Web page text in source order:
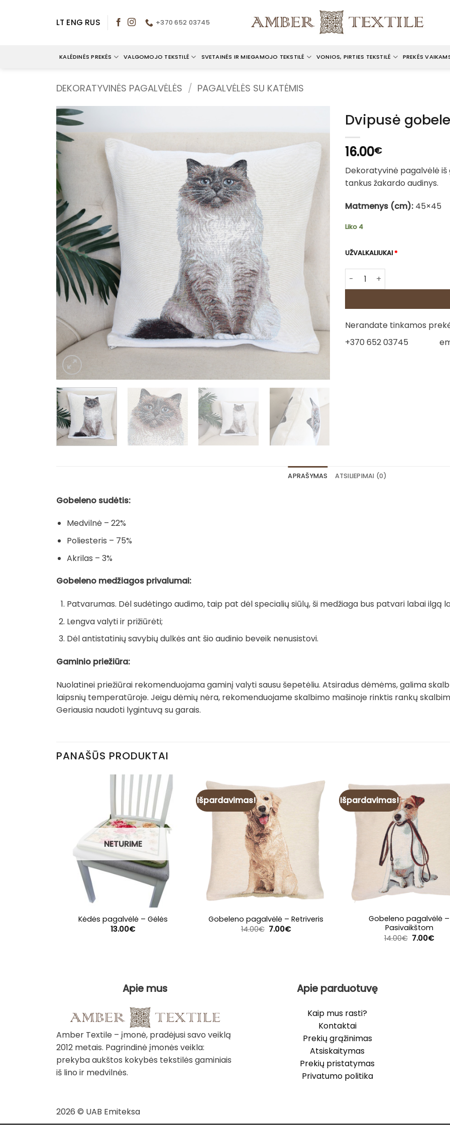
LT ENG RUS +370 652 03745
KALĖDINĖS PREKĖS VALGOMOJO TEKSTILĖ SVETAINĖS IR MIEGAMOJO TEKSTILĖ VONIOS, PIRTIES TEKSTILĖ PREKĖS
DEKORATYVINĖS PAGALVĖLĖS / PAGALVĖLĖS SU KATĖMIS
Dvipusė
16.00€
Dekoratyvinė pagalvėlė
tankus žakardo audinys.
Matmenys (cm): 45×45
Liko 4
UŽVALKALIUKAI*
produkto kiekis: Dvipusė
Nerandate tinkamos
+370 652 03745
APRAŠYMAS ATSILIEPIMAI (0)
Gobeleno sudėtis:
Medvilnė – 22%
Poliesteris – 75%
Akrilas – 3%
Gobeleno medžiagos privalumai:
Patvarumas. Dėl sudėtingo audimo, taip pat dėl specialių siūlų, ši medžiaga bus patvari labai ilgą
Lengva valyti ir prižiūrėti;
Dėl antistatinių savybių dulkės ant šio audinio beveik nenusistovi.
Gaminio priežiūra:
Nuolatinei priežiūrai rekomenduojama gaminį valyti sausu šepetėliu. Atsiradus dėmėms, galima
laipsnių temperatūroje. Jeigu dėmių nėra, rekomenduojame skalbimo mašinoje rinktis rankų
Geriausia naudoti lygintuvą su garais.
PANAŠŪS PRODUKTAI
NETURIME
Kėdės pagalvėlė – Gėlės
13.00€
Išpardavimas!
Gobeleno pagalvėlė – Retriveris
14.00€ Original
7.00€Current
Išpardavimas!
Gobeleno pagalvėlė –
Pasivaikštom
14.00€ Original
7.00€
Apie mus
Amber Textile – įmonė, pradėjusi savo veiklą
2012 metais. Pagrindinė įmonės veikla:
prekyba aukštos kokybės tekstilės gaminiais
iš lino ir medvilnės.
Apie parduotuvę
Kaip mus rasti?
Kontaktai
Prekių grąžinimas
Atsiskaitymas
Prekių pristatymas
Privatumo politika
2026 © UAB Emiteksa